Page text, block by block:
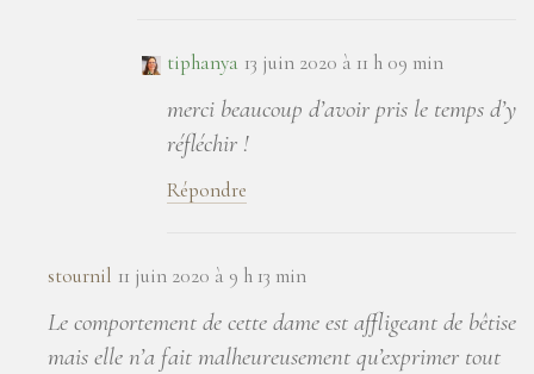
tiphanya 13 juin 2020 à 11 h 09 min
merci beaucoup d’avoir pris le temps d’y
réfléchir !
Répondre
stournil 11 juin 2020 à 9 h 13 min
Le comportement de cette dame est affligeant de bêtise
mais elle n’a fait malheureusement qu’exprimer tout